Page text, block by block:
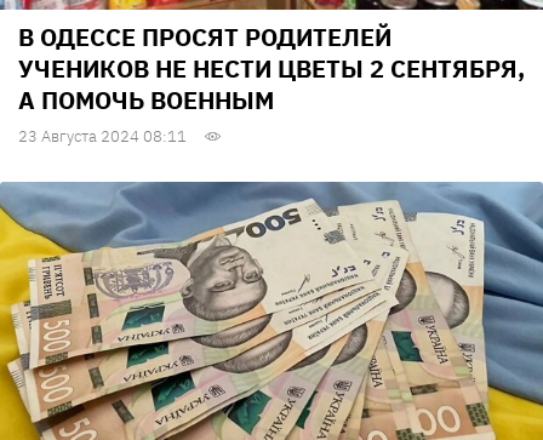
В ОДЕССЕ ПРОСЯТ РОДИТЕЛЕЙ
УЧЕНИКОВ НЕ НЕСТИ ЦВЕТЫ 2 СЕНТЯБРЯ,
А ПОМОЧЬ ВОЕННЫМ
23 Августа 2024 08:11